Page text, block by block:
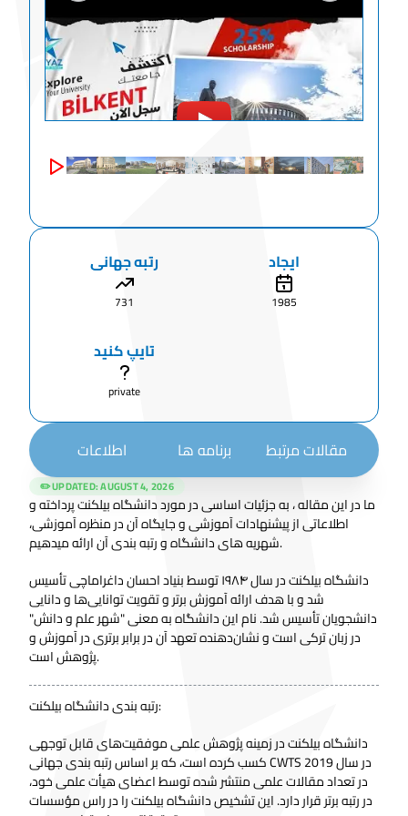
رتبه جهانی
731
ایجاد
1985
تایپ کنید
private
اطلاعات برنامه ها مقالات مرتبط
✏️ UPDATED:AUGUST 4, 2026
ما در این مقاله ، به جزئیات اساسی در مورد دانشگاه بیلکنت پرداخته و
اطلاعاتی از پیشنهادات آموزشی و جایگاه آن در منظره آموزشی،
شهریه های دانشگاه و رتبه بندی آن ارائه میدهیم.
دانشگاه بیلکنت در سال ۱۹۸۴ توسط بنیاد احسان داغراماچی تأسیس
شد و با هدف ارائه آموزش برتر و تقویت توانایی‌ها و دانایی
دانشجویان تأسیس شد. نام این دانشگاه به معنی "شهر علم و دانش"
در زبان ترکی است و نشان‌دهنده تعهد آن در برابر برتری در آموزش و
پژوهش است.
رتبه بندی دانشگاه بیلکنت:
دانشگاه بیلکنت در زمینه پژوهش علمی موفقیت‌های قابل توجهی
کسب کرده است، که بر اساس رتبه بندی جهانی CWTS در سال 2019
در تعداد مقالات علمی منتشر شده توسط اعضای هیأت علمی خود،
در رتبه برتر قرار دارد. این تشخیص دانشگاه بیلکنت را در راس مؤسسات